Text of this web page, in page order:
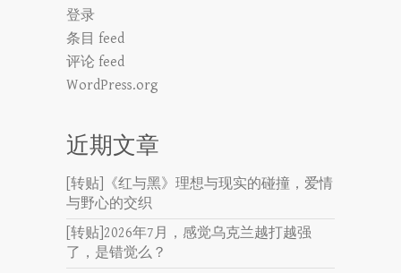
登录
条目 feed
评论 feed
WordPress.org
近期文章
[转贴]《红与黑》理想与现实的碰撞，爱情
与野心的交织
[转贴]2026年7月，感觉乌克兰越打越强
了，是错觉么？